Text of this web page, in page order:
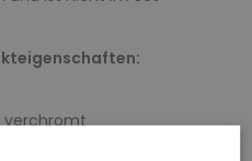
verchromt